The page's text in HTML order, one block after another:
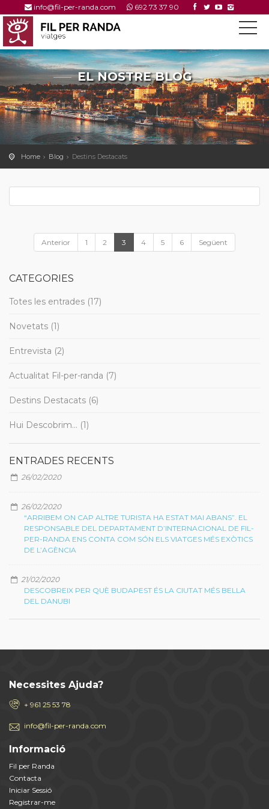
info@fil-per-randa.com 692 73 37 90
EL NOSTRE BLOG
---
Home Blog Destins Destacats
Anterior 1 2 3 4 5 6 Següent
CATEGORIES
Totes les entrades (17)
Novetats (1)
Entrevista (2)
Actualitat Fil-per-randa (7)
Destins Destacats (6)
Hui Descobrim... (1)
ENTRADES RECENTS
26/02/2020
26/02/2020
“ARRIBEM ON CAP ALTRE TURISTA HA ESTAT MAI ABANS”. EL
RESPONSABLE DEL DEPARTAMENT D’INTERNACIONAL DE FIL-
PER-RANDA ENS CONTA COM SÓN ELS VIATGES MÉS EXÒTICS
DE L’AGÈNCIA
21/02/2020
DESCOBREIX PER QUÈ BUDAPEST ÉS LA CIUTAT MÉS BELLA
DEL DANUBI
Necessites Ajuda?
+ 961 25 53 78
info@fil-per-randa.com
Informació
Fil per Randa
Contacta
Iniciar Sessió
Registrar-me